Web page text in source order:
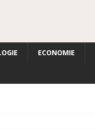
ECONOMIE